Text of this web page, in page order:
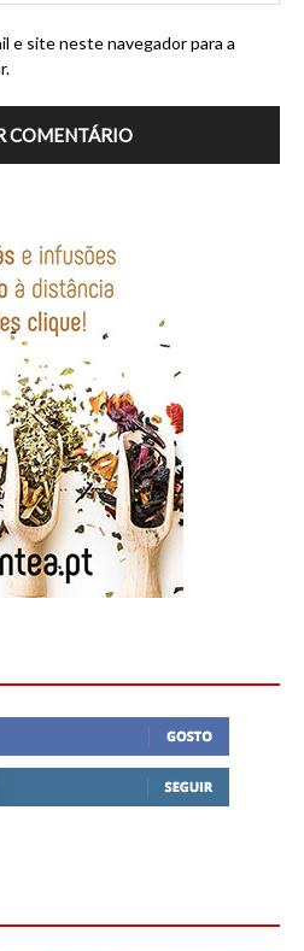
e site neste navegador para a